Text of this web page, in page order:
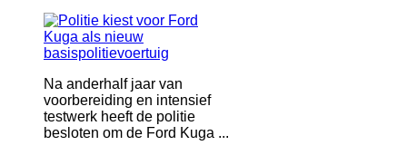
Na anderhalf jaar van
voorbereiding en intensief
testwerk heeft de politie
besloten om de Ford Kuga ...